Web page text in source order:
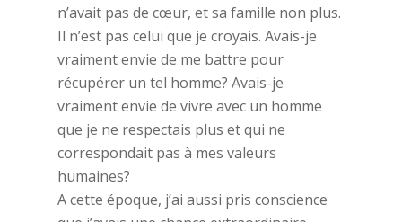
n’avait pas de cœur, et sa famille non plus.
Il n’est pas celui que je croyais. Avais-je
vraiment envie de me battre pour
récupérer un tel homme? Avais-je
vraiment envie de vivre avec un homme
que je ne respectais plus et qui ne
correspondait pas à mes valeurs
humaines?
A cette époque, j’ai aussi pris conscience